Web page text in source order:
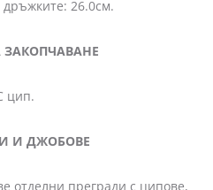
26.0см.
цип.
И ДЖОБОВЕ
с ципове,